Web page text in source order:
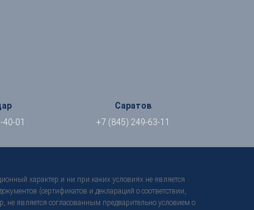
01
Саратов
+7 (845) 249-63-11
характер и ни при каких условиях не является
(сертификатов и деклараций о соответствии,
не является согласованным предварительно условием о